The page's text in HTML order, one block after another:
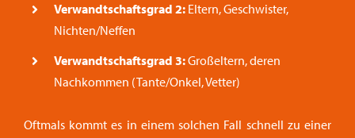
Verwandtschaftsgrad 2: Eltern, Geschwister,
Nichten/Neffen
Verwandtschaftsgrad 3:Großeltern, deren
Nachkommen (Tante/Onkel, Vetter)
Oftmals kommt es in einem solchen Fall schnell zu einer